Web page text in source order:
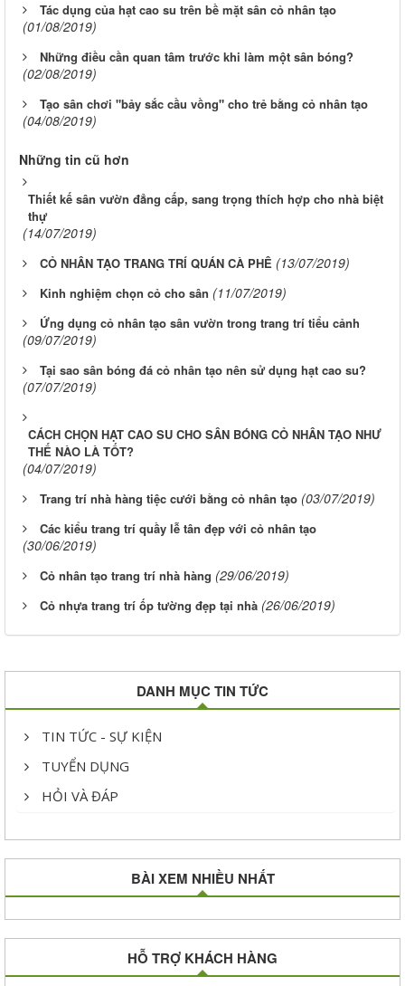
Tác dụng của hạt cao su trên bề mặt sân cỏ nhân tạo
(01/08/2019)
Những điều cần quan tâm trước khi làm một sân bóng?
(02/08/2019)
Tạo sân chơi "bảy sắc cầu vồng" cho trẻ bằng cỏ nhân tạo
(04/08/2019)
Những tin cũ hơn
Thiết kế sân vườn đẳng cấp, sang trọng thích hợp cho nhà biệt
thự
(14/07/2019)
CỎ NHÂN TẠO TRANG TRÍ QUÁN CÀ PHÊ (13/07/2019)
Kinh nghiệm chọn cỏ cho sân (11/07/2019)
Ứng dụng cỏ nhân tạo sân vườn trong trang trí tiểu cảnh
(09/07/2019)
Tại sao sân bóng đá cỏ nhân tạo nên sử dụng hạt cao su?
(07/07/2019)
CÁCH CHỌN HẠT CAO SU CHO SÂN BÓNG CỎ NHÂN TẠO NHƯ
THẾ NÀO LÀ TỐT?
(04/07/2019)
Trang trí nhà hàng tiệc cưới bằng cỏ nhân tạo (03/07/2019)
Các kiểu trang trí quầy lễ tân đẹp với cỏ nhân tạo
(30/06/2019)
Cỏ nhân tạo trang trí nhà hàng (29/06/2019)
Cỏ nhựa trang trí ốp tường đẹp tại nhà (26/06/2019)
DANH MỤC TIN TỨC
TIN TỨC - SỰ KIỆN
TUYỂN DỤNG
HỎI VÀ ĐÁP
BÀI XEM NHIỀU NHẤT
HỖ TRỢ KHÁCH HÀNG